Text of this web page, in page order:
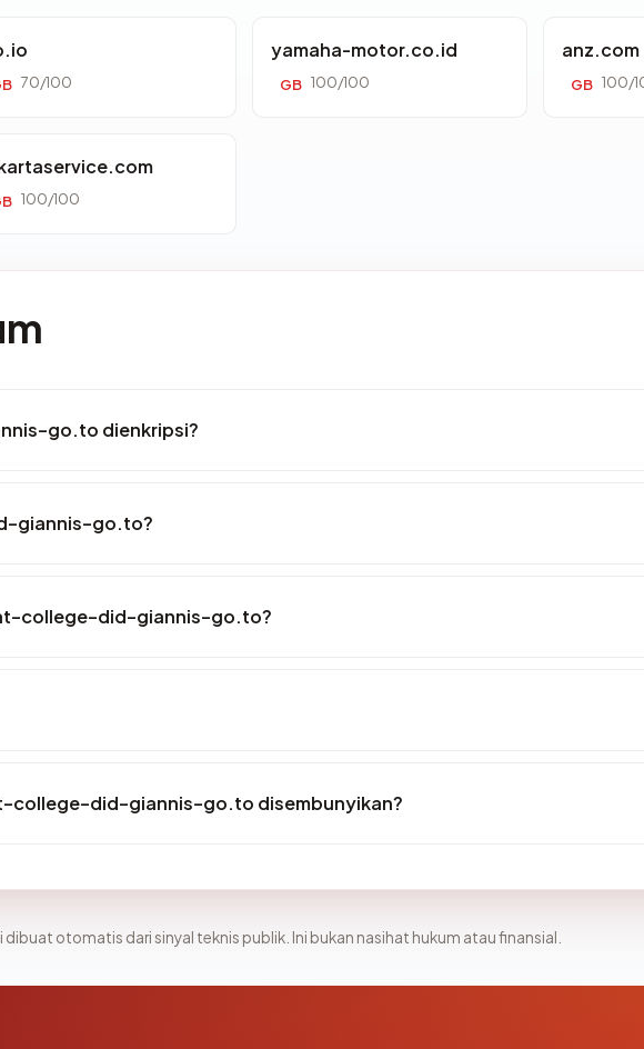
70/100
yamaha-motor.co.id
GB 100/100
anz.com
GB 100/
100/100
go.to dienkripsi?
giannis-go.to?
college-did-giannis-go.to?
college-did-giannis-go.to disembunyikan?
dibuat otomatis dari sinyal teknis publik. Ini bukan nasihat hukum atau finansial.